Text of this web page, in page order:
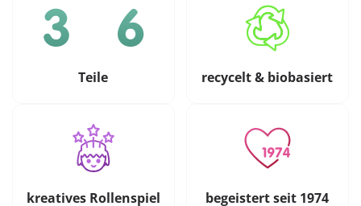
Teile recycelt & biobasiert
kreatives Rollenspiel begeistert seit 1974